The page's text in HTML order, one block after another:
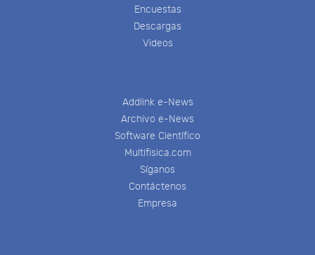
Encuestas
Descargas
Videos
Addlink e-News
Archivo e-News
Software Científico
Multifisica.com
Síganos
Contáctenos
Empresa